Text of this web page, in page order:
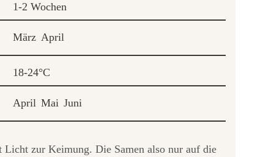
1-2 Wochen
März April
18-24°C
April Mai Juni
zur Keimung. Die Samen also nur auf die